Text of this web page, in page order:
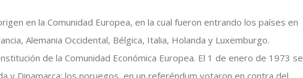
en la Comunidad Europea, en la cual fueron entrando los países en
Alemania Occidental, Bélgica, Italia, Holanda y Luxemburgo.
de la Comunidad Económica Europea. El 1 de enero de 1973 se
y Dinamarca; los noruegos, en un referéndum votaron en contra del